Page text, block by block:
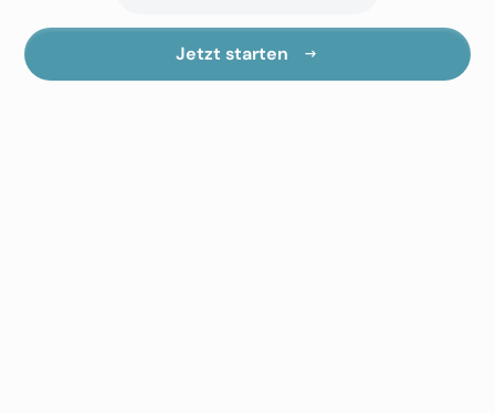
Jetzt starten